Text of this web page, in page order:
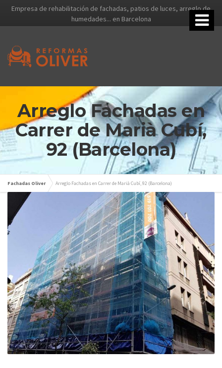
Empresa de rehabilitación de fachadas, patios de luces, arreglo de
humedades... en Barcelona
Arreglo Fachadas en
Carrer de Marià Cubí,
92 (Barcelona)
Fachadas Oliver Arreglo Fachadas en Carrer de Marià Cubí, 92 (Barcelona)